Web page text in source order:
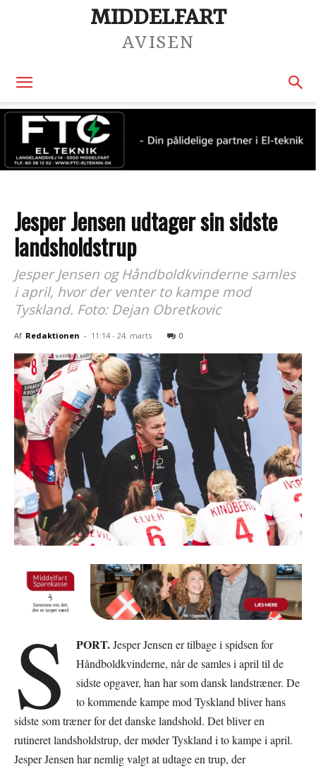
MIDDELFART
AVISEN
Jesper Jensen udtager sin sidste
landsholdstrup
Jesper Jensen og Håndboldkvinderne samles
i april, hvor der venter to kampe mod
Tyskland. Foto: Dejan Obretkovic
Af Redaktionen - 11:14 - 24. marts 0
S PORT.Jesper Jensen er tilbage i spidsen for
Håndboldkvinderne, når de samles i april til de
sidste opgaver, han har som dansk landstræner. De
to kommende kampe mod Tyskland bliver hans
sidste som træner for det danske landshold. Det bliver en
rutineret landsholdstrup, der møder Tyskland i to kampe i april.
Jesper Jensen har nemlig valgt at udtage en trup, der